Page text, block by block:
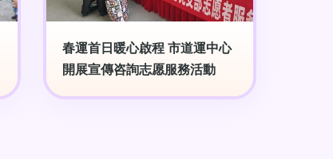
春運首日暖心啟程 市道運中心
開展宣傳咨詢志愿服務活動